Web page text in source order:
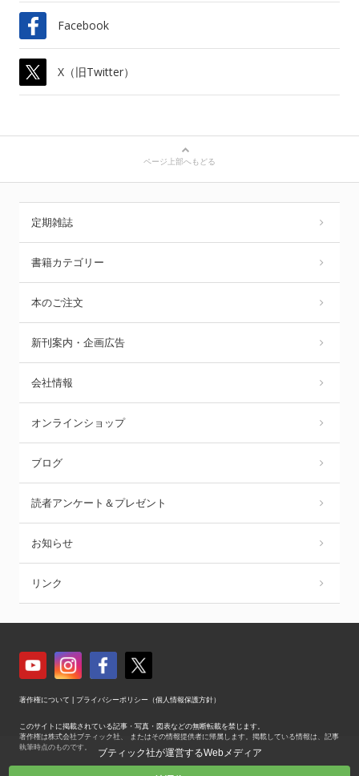
Facebook
X（旧Twitter）
ページ上部へもどる
定期雑誌
書籍カテゴリー
本のご注文
新刊案内・企画広告
会社情報
オンラインショップ
ブログ
読者アンケート＆プレゼント
お知らせ
リンク
著作権について プライバシーポリシー（個人情報保護方針）
このサイトに掲載されている記事・写真・図表などの無断転載を禁じます。
著作権は株式会社ブティック社、 またはその情報提供者に帰属します。掲載している情報は、記事
執筆時点のものです。
Copyright © Boutique-sha, Inc. All Rights Reserved.
ブティック社が運営するWebメディア